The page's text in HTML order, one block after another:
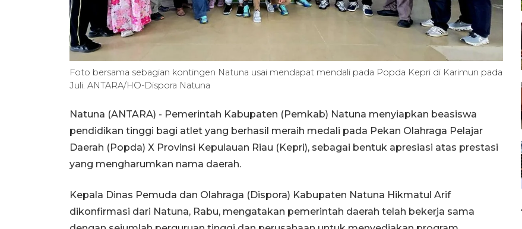
Foto bersama sebagian kontingen Natuna usai mendapat mendali pada Popda Kepri di Karimun pada
Juli. ANTARA/HO-Dispora Natuna
Natuna (ANTARA) - Pemerintah Kabupaten (Pemkab) Natuna menyiapkan beasiswa
pendidikan tinggi bagi atlet yang berhasil meraih medali pada Pekan Olahraga Pelajar
Daerah (Popda) X Provinsi Kepulauan Riau (Kepri), sebagai bentuk apresiasi atas prestasi
yang mengharumkan nama daerah.
Kepala Dinas Pemuda dan Olahraga (Dispora) Kabupaten Natuna Hikmatul Arif
dikonfirmasi dari Natuna, Rabu, mengatakan pemerintah daerah telah bekerja sama